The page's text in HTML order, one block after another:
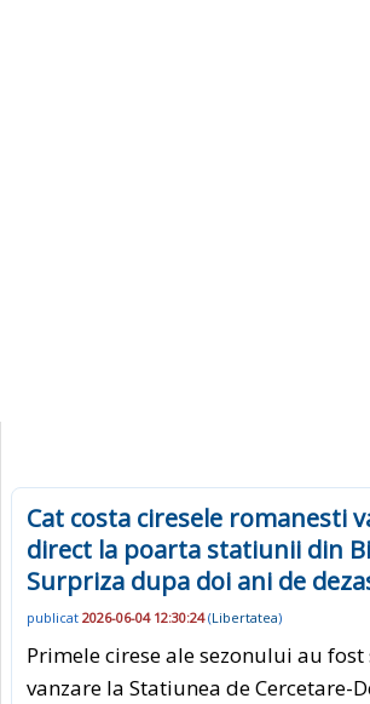
Cat costa ciresele romanesti
direct la poarta statiunii din
Surpriza dupa doi ani de
publicat 2026-06-04 12:30:24(Libertatea)
Primele cirese ale sezonului au fost
vanzare la Statiunea de Cercetare-